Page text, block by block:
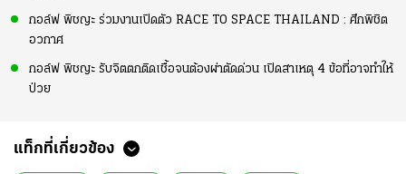
กอล์ฟ พิชญะ ร่วมงานเปิดตัว RACE TO SPACE THAILAND : ศึกพิชิต
อวกาศ
กอล์ฟ พิชญะ รับจิตตกติดเชื้อจนต้องผ่าตัดด่วน เปิดสาเหตุ 4 ข้อที่อาจทำให้
ป่วย
แท็กที่เกี่ยวข้อง